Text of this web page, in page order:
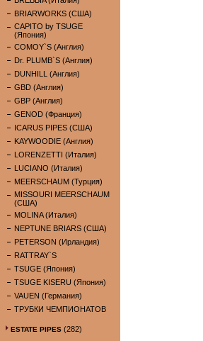
BRIARWORKS (США)
CAPITO by TSUGE
(Япония)
COMOY`S (Англия)
Dr. PLUMB`S (Англия)
DUNHILL (Англия)
GBD (Англия)
GBP (Англия)
GENOD (Франция)
ICARUS PIPES (США)
KAYWOODIE (Англия)
LORENZETTI (Италия)
LUCIANO (Италия)
MEERSCHAUM (Турция)
MISSOURI MEERSCHAUM
(США)
MOLINA (Италия)
NEPTUNE BRIARS (США)
PETERSON (Ирландия)
RATTRAY`S
TSUGE (Япония)
TSUGE KISERU (Япония)
VAUEN (Германия)
ТРУБКИ ЧЕМПИОНАТОВ
ESTATE PIPES (282)